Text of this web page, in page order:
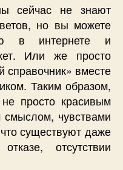
сейчас не знают
но вы можете
в интернете и
Или же просто
справочник» вместе
Таким образом,
просто красивым
чувствами
существуют даже
отсутствии